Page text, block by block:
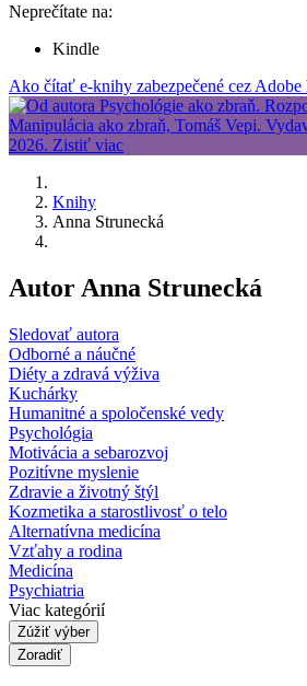
Neprečítate na:
Kindle
Ako čítať e-knihy zabezpečené cez
Knihy
Anna Strunecká
Autor Anna Strunecká
Sledovať autora
Odborné a náučné
Diéty a zdravá výživa
Kuchárky
Humanitné a spoločenské vedy
Psychológia
Motivácia a sebarozvoj
Pozitívne myslenie
Zdravie a životný štýl
Kozmetika a starostlivosť o telo
Alternatívna medicína
Vzťahy a rodina
Medicína
Psychiatria
Viac kategórií
Zúžiť výber
Zoradiť